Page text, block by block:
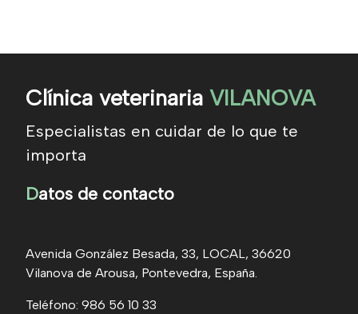
Clínica veterinaria VILANOVA
Especialistas en cuidar de lo que te
importa
Datos de contacto
Avenida González Besada, 33, LOCAL, 36620
Vilanova de Arousa, Pontevedra, España.
Teléfono: 986 56 10 33